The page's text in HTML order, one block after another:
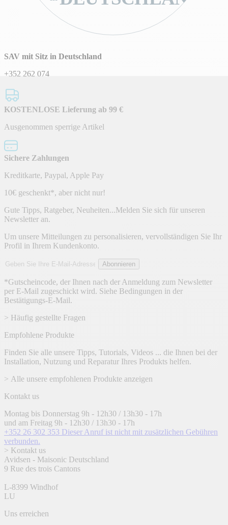
SAV mit Sitz in Deutschland
+352 262 074
KOSTENLOSE Lieferung ab 99 €
Ausgenommen sperrige Artikel
Sichere Zahlungen
Kreditkarte, Paypal, Apple Pay
Newsletter
10€ geschenkt*, aber nicht nur!
Gute Tipps, Ratgeber, Neuheiten...Melden Sie sich für unseren
Newsletter an.
Um unsere Mitteilungen zu personalisieren, vervollständigen Sie Ihr
Profil in Ihrem Kundenkonto.
E-
Adresse
Abonnieren
*Gutscheincode, der Ihnen nach der Anmeldung zum Newsletter
per E-Mail zugeschickt wird. Siehe Bedingungen in der
Bestätigungs-E-Mail.
> Häufig gestellte Fragen
Empfohlene Produkte
Finden Sie alle unsere Tipps, Tutorials, Videos ... die Ihnen bei der
Installation, Nutzung und Reparatur Ihres Produkts helfen.
> Alle unsere empfohlenen Produkte anzeigen
Kontakt us
Montag bis Donnerstag 9h - 12h30 / 13h30 - 17h
und am Freitag 9h - 12h30 / 13h30 - 17h
+352 26 302 353 Dieser Anruf ist nicht mit zusätzlichen Gebühren
verbunden.
> Kontakt us
Avidsen - Maisonic Deutschland
9 Rue des trois Cantons
L-8399 Windhof
LU
Uns erreichen